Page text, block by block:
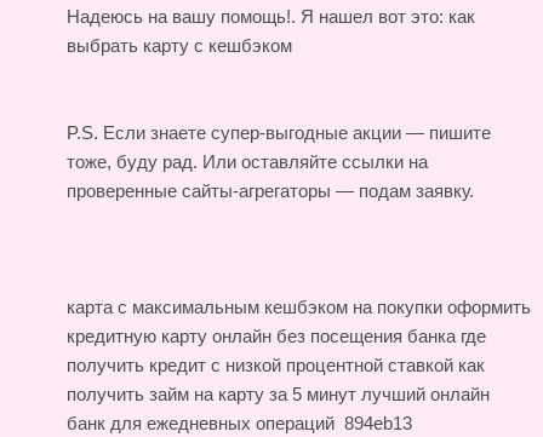
Надеюсь на вашу помощь!. Я нашел вот это: как
выбрать карту с кешбэком
P.S. Если знаете супер-выгодные акции — пишите
тоже, буду рад. Или оставляйте ссылки на
проверенные сайты-агрегаторы — подам заявку.
карта с максимальным кешбэком на покупки оформить
кредитную карту онлайн без посещения банка где
получить кредит с низкой процентной ставкой как
получить займ на карту за 5 минут лучший онлайн
банк для ежедневных операций 894eb13